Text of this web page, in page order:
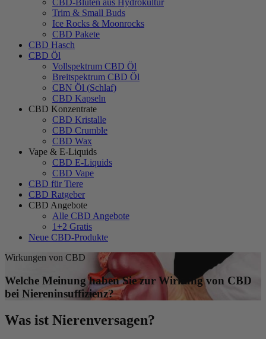
CBD-Blüten aus Hydrokultur
Trim & Small Buds
Ice Rocks & Moonrocks
CBD Pakete
CBD Hasch
CBD Öl
Vollspektrum CBD Öl
Breitspektrum CBD Öl
CBN Öl (Schlaf)
CBD Kapseln
CBD Konzentrate
CBD Kristalle
CBD Crumble
CBD Wax
Vape & E-Liquids
CBD E-Liquids
CBD Vape
CBD für Tiere
CBD Ratgeber
CBD Angebote
Alle CBD Angebote
1+2 Gratis
Neue CBD-Produkte
Wirkungen von CBD
Welche Meinung haben Sie zur Wirkung von CBD
bei Niereninsuffizienz?
Was ist Nierenversagen?